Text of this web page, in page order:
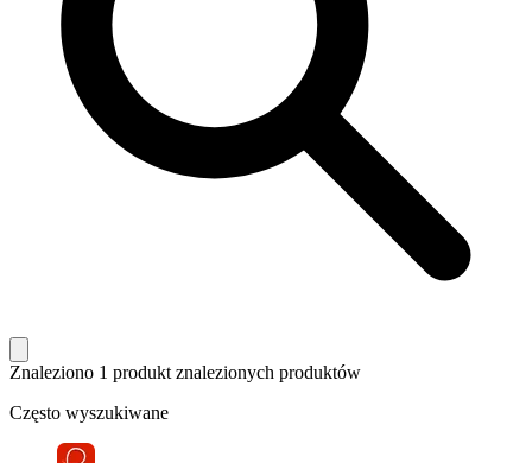
Znaleziono 1 produkt znalezionych produktów
Często wyszukiwane